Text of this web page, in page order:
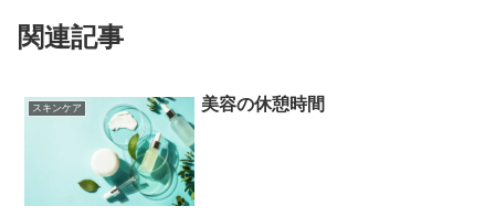
関連記事
スキンケア 美容の休憩時間